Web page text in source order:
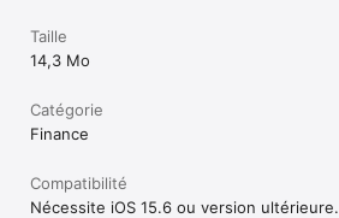
Taille
14,3 Mo
Catégorie
Finance
Compatibilité
Nécessite iOS 15.6 ou version ultérieure.